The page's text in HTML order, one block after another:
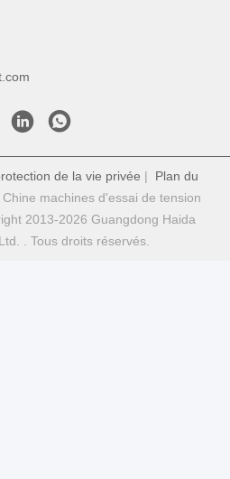
de la vie privée | Plan du
machines d'essai de tension
2013-2026 Guangdong Haida
. Tous droits réservés.